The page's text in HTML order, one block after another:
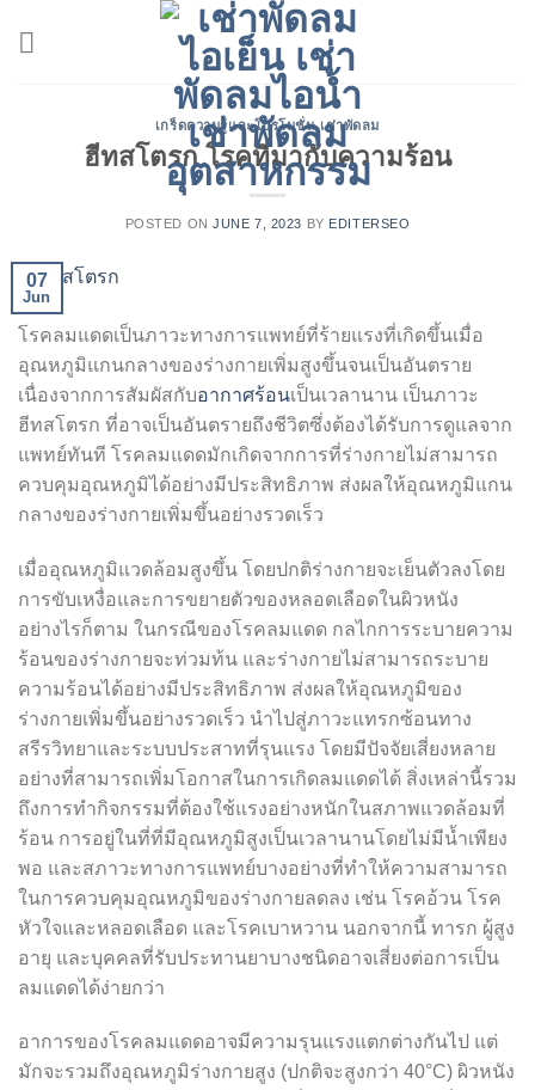
เกร็ดความรู้และโปรโมชั่น เช่าพัดลม
ฮีทสโตรก โรคที่มากับความร้อน
POSTED ONJUNE 7, 2023 BY EDITERSEO
07
Jun
โรคลมแดดเป็นภาวะทางการแพทย์ที่ร้ายแรงที่เกิดขึ้นเมื่อ
อุณหภูมิแกนกลางของร่างกายเพิ่มสูงขึ้นจนเป็นอันตราย
เนื่องจากการสัมผัสกับอากาศร้อนเป็นเวลานาน เป็นภาวะ
ฮีทสโตรก ที่อาจเป็นอันตรายถึงชีวิตซึ่งต้องได้รับการดูแลจาก
แพทย์ทันที โรคลมแดดมักเกิดจากการที่ร่างกายไม่สามารถ
ควบคุมอุณหภูมิได้อย่างมีประสิทธิภาพ ส่งผลให้อุณหภูมิแกน
กลางของร่างกายเพิ่มขึ้นอย่างรวดเร็ว
เมื่ออุณหภูมิแวดล้อมสูงขึ้น โดยปกติร่างกายจะเย็นตัวลงโดย
การขับเหงื่อและการขยายตัวของหลอดเลือดในผิวหนัง
อย่างไรก็ตาม ในกรณีของโรคลมแดด กลไกการระบายความ
ร้อนของร่างกายจะท่วมท้น และร่างกายไม่สามารถระบาย
ความร้อนได้อย่างมีประสิทธิภาพ ส่งผลให้อุณหภูมิของ
ร่างกายเพิ่มขึ้นอย่างรวดเร็ว นำไปสู่ภาวะแทรกซ้อนทาง
สรีรวิทยาและระบบประสาทที่รุนแรง โดยมีปัจจัยเสี่ยงหลาย
อย่างที่สามารถเพิ่มโอกาสในการเกิดลมแดดได้ สิ่งเหล่านี้รวม
ถึงการทำกิจกรรมที่ต้องใช้แรงอย่างหนักในสภาพแวดล้อมที่
ร้อน การอยู่ในที่ที่มีอุณหภูมิสูงเป็นเวลานานโดยไม่มีน้ำเพียง
พอ และสภาวะทางการแพทย์บางอย่างที่ทำให้ความสามารถ
ในการควบคุมอุณหภูมิของร่างกายลดลง เช่น โรคอ้วน โรค
หัวใจและหลอดเลือด และโรคเบาหวาน นอกจากนี้ ทารก ผู้สูง
อายุ และบุคคลที่รับประทานยาบางชนิดอาจเสี่ยงต่อการเป็น
ลมแดดได้ง่ายกว่า
อาการของโรคลมแดดอาจมีความรุนแรงแตกต่างกันไป แต่
มักจะรวมถึงอุณหภูมิร่างกายสูง (ปกติจะสูงกว่า 40°C) ผิวหนัง